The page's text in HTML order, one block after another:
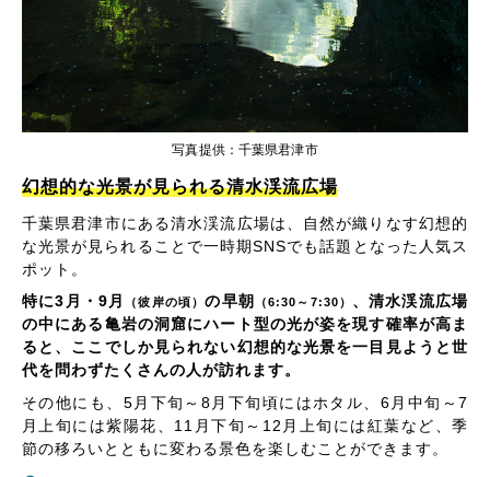
写真提供：千葉県君津市
幻想的な光景が見られる清水渓流広場
千葉県君津市にある清水渓流広場は、自然が織りなす幻想的
な光景が見られることで一時期SNSでも話題となった人気ス
ポット。
特に3月・9月
（彼岸の頃）の早朝 （6:30～7:30） 、清水渓流広場
の中にある亀岩の洞窟にハート型の光が姿を現す確率が高ま
ると、ここでしか見られない幻想的な光景を一目見ようと世
代を問わずたくさんの人が訪れます。
その他にも、5月下旬～8月下旬頃にはホタル、6月中旬～7
月上旬には紫陽花、11月下旬～12月上旬には紅葉など、季
節の移ろいとともに変わる景色を楽しむことができます。